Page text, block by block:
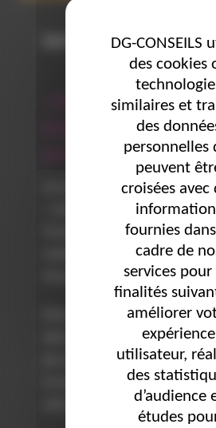
Les soft skills
« En quoi mes softs
importantes dans
professionnel ? »
Les soft skills ou compétences «
» sont des compétences qui ne
l’école mais se développent car
métier. Parmi celles-ci on peut
d’écoute, la flexibilité, la
Elles amènent une compétence
dans votre travail. Lors d’un
par exemple, les softs skills
en avant vos valeurs et vos
DG-CONSEILS
des cookies
similaires et
des
personnelles
peuvent
croisées avec
fournies
cadre de
services pour
finalités
améliorer
expérience
utilisateur,
des
d’audience
études